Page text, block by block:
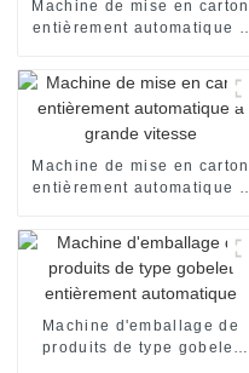
Machine de mise en carton
entièrement automatique à
Machine de mise en carton
entièrement automatique à
Machine d'emballage de
produits de type gobelet